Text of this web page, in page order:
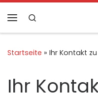
Zum Inhalt springen
Startseite » Ihr Kontakt
Ihr